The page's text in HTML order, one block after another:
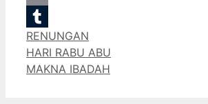
Email
Tumblr
Categories
RENUNGAN
HARI RABU ABU
MAKNA IBADAH